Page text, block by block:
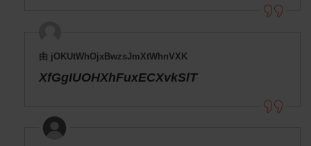
由 jOKUtWhOjxBwzsJmXtWhnVXK
XfGgIUOHXhFuxECXvkSlT